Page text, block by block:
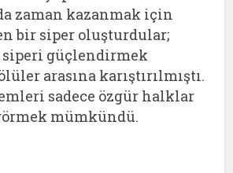
zaman kazanmak için
bir siper oluşturdular;
siperi güçlendirmek
arasına karıştırılmıştı.
sadece özgür halklar
mümkündü.